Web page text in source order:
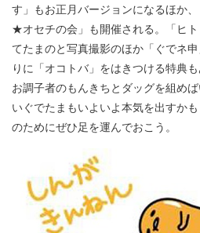
す」もお正月バージョンになるほか
★オセチの会」も開催される。「ヒ
てたまのと写真撮影のほか「ぐでネ
りに「オコトバ」をはきつける特典も
お調子者のもんきちとダッグを組め
いぐでたまもいよいよ本気を出すか
のためにぜひ足を運んでおこう。